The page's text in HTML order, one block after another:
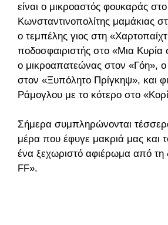
είναι ο μικροαστός φουκαράς
Κωνσταντινοπολίτης μαμάκιας
ο τεμπέλης γιος στη
ποδοσφαιριστής στο «Μια Κυρία
ο μικροαπατεώνας στον «Γόη», ο
στον «Ξυπόλητο Πρίγκηψ», και
Ράμογλου με το κότερο στο
Σήμερα συμπληρώνονται
μέρα που έφυγε μακριά μας και
ένα ξεχωριστό αφιέρωμα από τη
FF».